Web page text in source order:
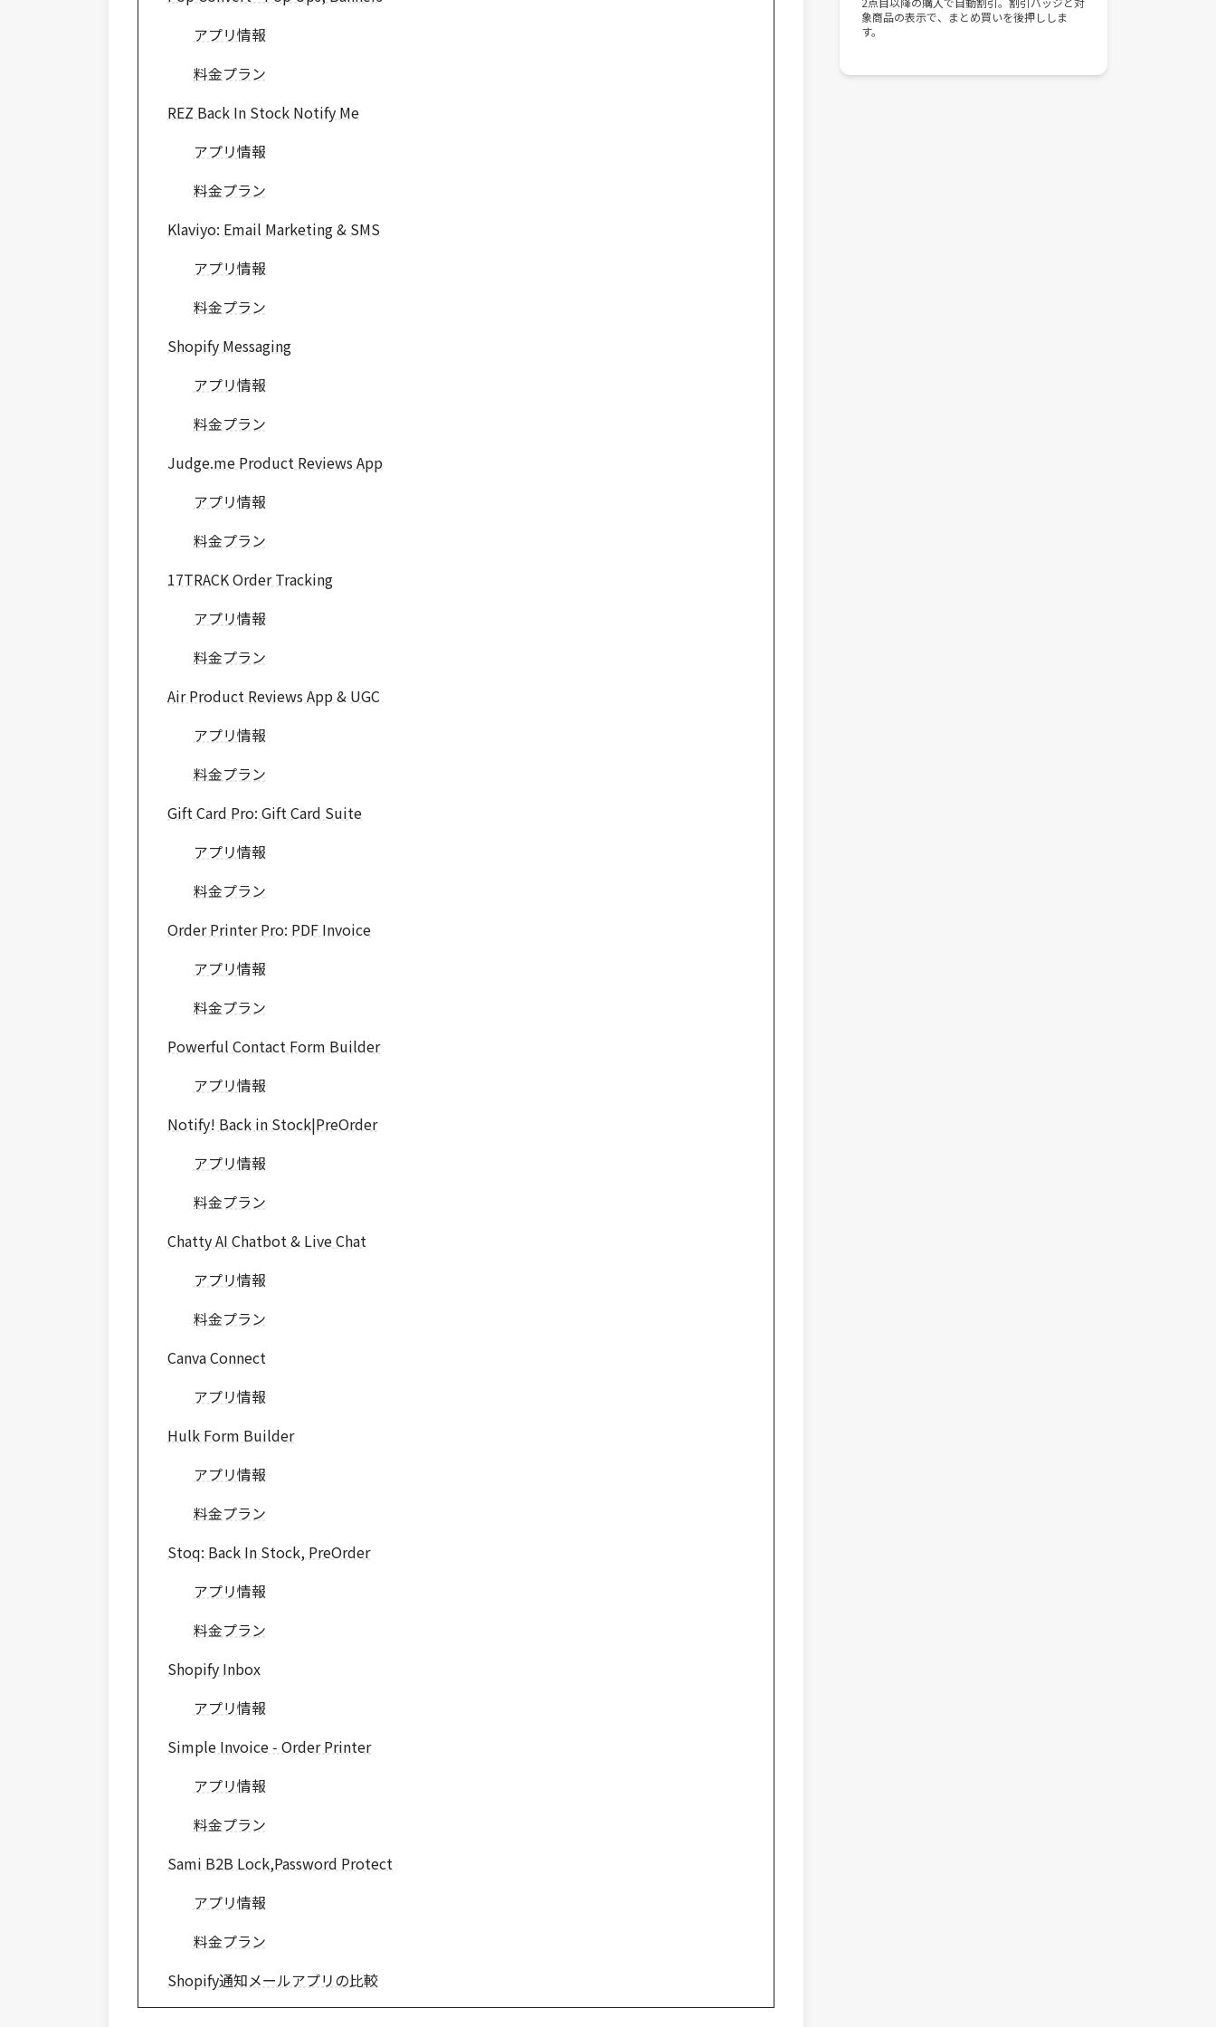
アプリ情報
料金プラン
REZ Back In Stock Notify Me
アプリ情報
料金プラン
Klaviyo: Email Marketing & SMS
アプリ情報
料金プラン
Shopify Messaging
アプリ情報
料金プラン
Judge.me Product Reviews App
アプリ情報
料金プラン
17TRACK Order Tracking
アプリ情報
料金プラン
Air Product Reviews App & UGC
アプリ情報
料金プラン
Gift Card Pro: Gift Card Suite
アプリ情報
料金プラン
Order Printer Pro: PDF Invoice
アプリ情報
料金プラン
Powerful Contact Form Builder
アプリ情報
Notify! Back in Stock|PreOrder
アプリ情報
料金プラン
Chatty AI Chatbot & Live Chat
アプリ情報
料金プラン
Canva Connect
アプリ情報
Hulk Form Builder
アプリ情報
料金プラン
Stoq: Back In Stock, PreOrder
アプリ情報
料金プラン
Shopify Inbox
アプリ情報
Simple Invoice ‑ Order Printer
アプリ情報
料金プラン
Sami B2B Lock,Password Protect
アプリ情報
料金プラン
Shopify通知メールアプリの比較
象商品の表示で、まとめ買いを後押ししま
す。